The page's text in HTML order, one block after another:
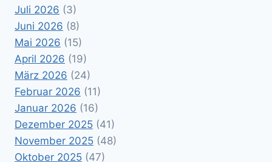
Juli 2026 (3)
Juni 2026 (8)
Mai 2026 (15)
April 2026 (19)
März 2026 (24)
Februar 2026 (11)
Januar 2026 (16)
Dezember 2025 (41)
November 2025 (48)
Oktober 2025 (47)